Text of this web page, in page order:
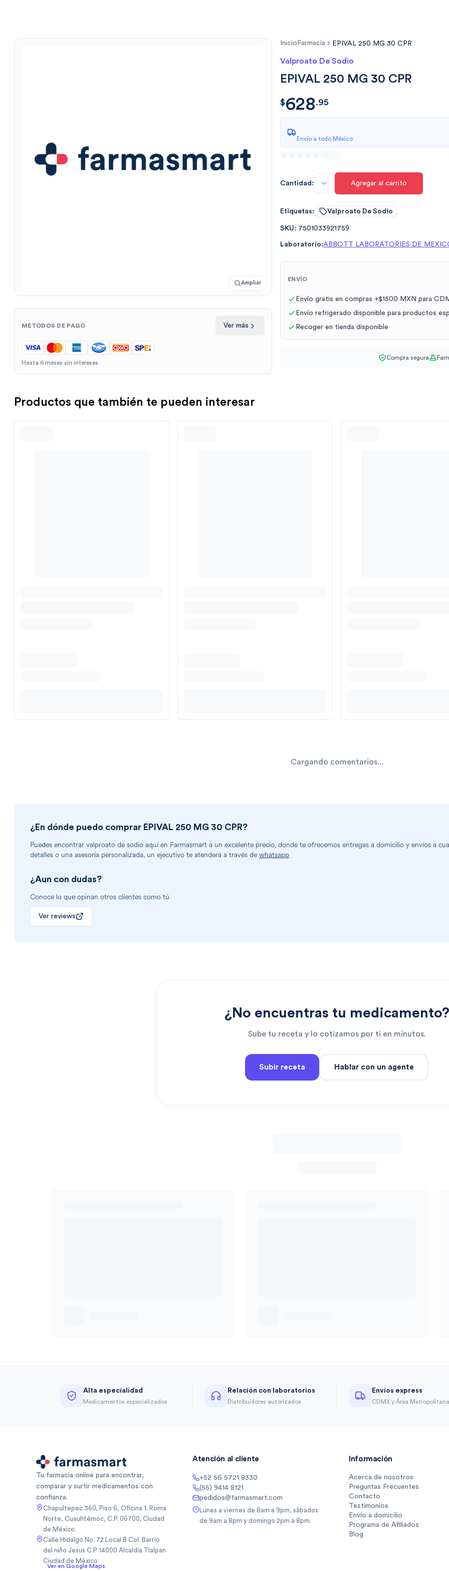
Ampliar
MÉTODOS DE PAGO Ver más
Hasta 6 meses sin intereses
Inicio Farmacia EPIVAL 250 MG 30 CPR
Valproato De Sodio
EPIVAL 250 MG 30 CPR
$628.95
$628.95
Envío a todo México
Cantidad: Agregar al carrito
Etiquetas: Valproato De Sodio
SKU: 7501033921759
Laboratorio:ABBOTT LABORATORIES DE
ENVÍO
Envío gratis en compras +$1500 MXN para
Envío refrigerado disponible para productos
Recoger en tienda disponible
Compra segura
Productos que también te pueden interesar
Cargando comentarios...
¿En dónde puedo comprar EPIVAL 250 MG 30 CPR?
Puedes encontrar valproato de sodio aquí en Farmasmart a un excelente precio, donde te ofrecemos entregas a domicilio y envíos a
detalles o una asesoría personalizada, un ejecutivo te atenderá a través de whatsapp
¿Aun con dudas?
Conoce lo que opinan otros clientes como tú
Ver reviews
¿No encuentras tu medicamento?
Sube tu receta y lo cotizamos por ti en minutos.
Subir receta Hablar con un agente
Alta especialidad
Medicamentos especializados
Relación con laboratorios
Distribuidores autorizados
Envíos express
CDMX y Área Metropolitana
Tu farmacia online para encontrar,
comparar y surtir medicamentos con
confianza.
Chapultepec 360, Piso 6, Oficina 1. Roma
Norte, Cuauhtémoc, C.P. 06700, Ciudad
de México.
Calle Hidalgo No. 72 Local B Col. Barrio
del niño Jesus C.P 14000 Alcaldia Tlalpan
Ciudad de México
Ver en Google Maps
Atención al cliente
+52 56 5721 8330
(55) 9414 8121
pedidos@farmasmart.com
Lunes a viernes de 8am a 9pm, sábados
de 9am a 8pm y domingo 2pm a 8pm.
Información
Acerca de nosotros
Preguntas Frecuentes
Contacto
Testimonios
Envío a domicilio
Programa de Afiliados
Blog